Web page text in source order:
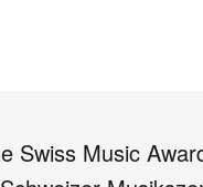
Swiss Music